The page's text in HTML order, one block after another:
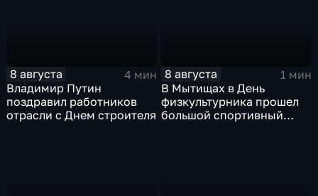
8 августа
4 мин
Владимир Путин
поздравил работников
отрасли с Днем строителя
8 августа
1 мин
В Мытищах в День
физкультурника прошел
большой спортивный